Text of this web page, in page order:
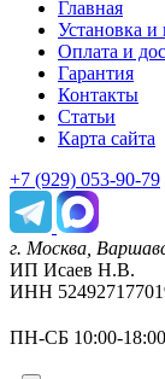
Главная
Установка
Оплата и
Гарантия
Контакты
Статьи
Карта сайта
+7 (929) 053-90-79
г. Москва,
ИП Исаев Н.В.
ИНН
ПН-СБ 10:00-18:00